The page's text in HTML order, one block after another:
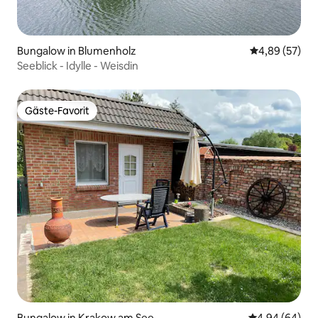
Bungalow in Blumenholz
4,89 (57)
Seeblick - Idylle - Weisdin
Gäste-Favorit
Gäste-Favorit